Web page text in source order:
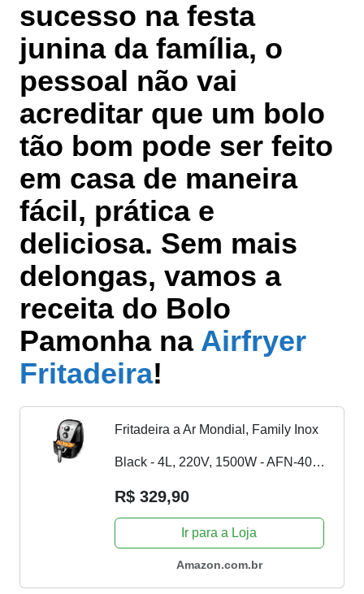
sucesso na festa
junina da família, o
pessoal não vai
acreditar que um bolo
tão bom pode ser feito
em casa de maneira
fácil, prática e
deliciosa. Sem mais
delongas, vamos a
receita do Bolo
Pamonha na Airfryer
Fritadeira!
Fritadeira a Ar Mondial, Family Inox
Black - 4L, 220V, 1500W - AFN-40-
BI
R$ 329,90
Ir para a Loja
Amazon.com.br